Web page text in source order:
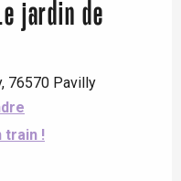
jardin de
76570 Pavilly
train !